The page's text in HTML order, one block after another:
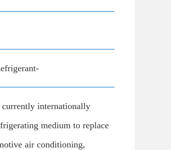
internationally
medium to replace
air conditioning,